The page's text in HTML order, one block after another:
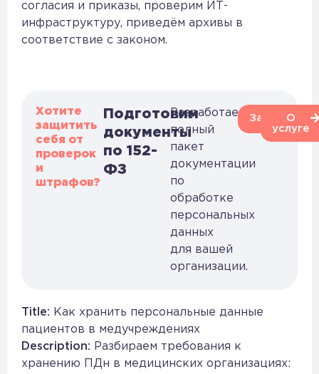
согласия и приказы, проверим ИТ-
инфраструктуру, приведём архивы в
соответствие с законом.
Хотите
защитить
себя от
проверок
и
штрафов?
Подготовим
документы
по 152-
ФЗ
Разработаем
полный
пакет
документации
по
обработке
персональных
данных
для вашей
организации.
Заказать
О
услуге
Title: Как хранить персональные данные
пациентов в медучреждениях
Description: Разбираем требования к
хранению ПДн в медицинских организациях: